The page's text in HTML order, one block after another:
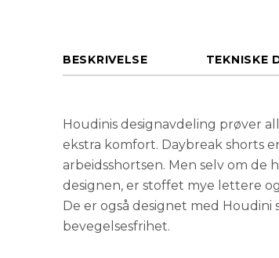
BESKRIVELSE TEKNISKE
Houdinis designavdeling prøver
ekstra komfort. Daybreak shorts
arbeidsshortsen. Men selv om de
designen, er stoffet mye lettere
De er også designet med Houdini
bevegelsesfrihet.